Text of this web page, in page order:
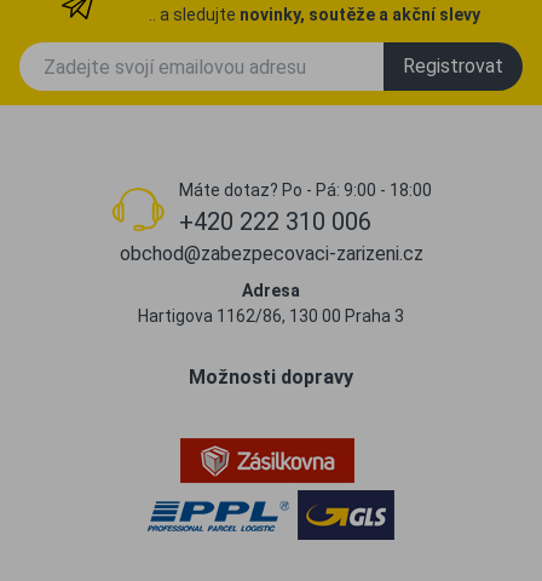
.. a sledujte novinky, soutěže a akční slevy
Registrovat
Máte dotaz? Po - Pá: 9:00 - 18:00
+420 222 310 006
obchod@zabezpecovaci-zarizeni.cz
Adresa
Hartigova 1162/86, 130 00 Praha 3
Možnosti dopravy